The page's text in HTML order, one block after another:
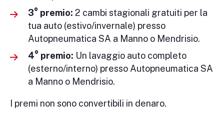
3° premio: 2 cambi stagionali gratuiti per la
tua auto (estivo/invernale) presso
Autopneumatica SA a Manno o Mendrisio.
4° premio: Un lavaggio auto completo
(esterno/interno) presso Autopneumatica SA
a Manno o Mendrisio.
I premi non sono convertibili in denaro.